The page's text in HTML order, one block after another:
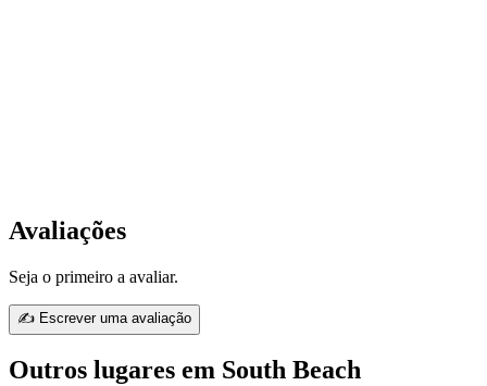
Avaliações
Seja o primeiro a avaliar.
✍ Escrever uma avaliação
Outros lugares em South Beach